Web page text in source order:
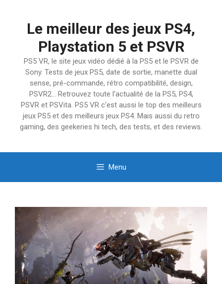
Le meilleur des jeux PS4,
Playstation 5 et PSVR
PS5 VR, le site jeux vidéo dédié à la PS5 et le PSVR de
Sony. Tests de jeux PS5, date de sortie, manette dual
sense, pré-commande, rétro compatibilité, design,
PSVR2… Retrouvez toute l'actualité de la PS5, PS4,
PSVR et PSVita. PS5 VR c'est aussi le top des meilleurs
jeux PS5 et des meilleurs jeux PS4. Mais aussi du retro
gaming, des geekeries hi tech, des tests, et des reviews.
Menu